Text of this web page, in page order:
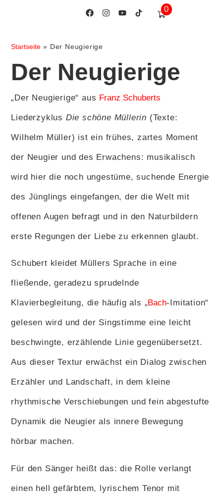
0
Startseite » Der Neugierige
Der Neugierige
„Der Neugierige“ aus Franz Schuberts
Liederzyklus Die schöne Müllerin (Texte:
Wilhelm Müller) ist ein frühes, zartes Moment
der Neugier und des Erwachens: musikalisch
wird hier die noch ungestüme, suchende Energie
des Jünglings eingefangen, der die Welt mit
offenen Augen befragt und in den Naturbildern
erste Regungen der Liebe zu erkennen glaubt.
Schubert kleidet Müllers Sprache in eine
fließende, geradezu sprudelnde
Klavierbegleitung, die häufig als „ Bach-Imitation“
gelesen wird und der Singstimme eine leicht
beschwingte, erzählende Linie gegenübersetzt.
Aus dieser Textur erwächst ein Dialog zwischen
Erzähler und Landschaft, in dem kleine
rhythmische Verschiebungen und fein abgestufte
Dynamik die Neugier als innere Bewegung
hörbar machen.
Für den Sänger heißt das: die Rolle verlangt
einen hell gefärbtem, lyrischem Tenor mit